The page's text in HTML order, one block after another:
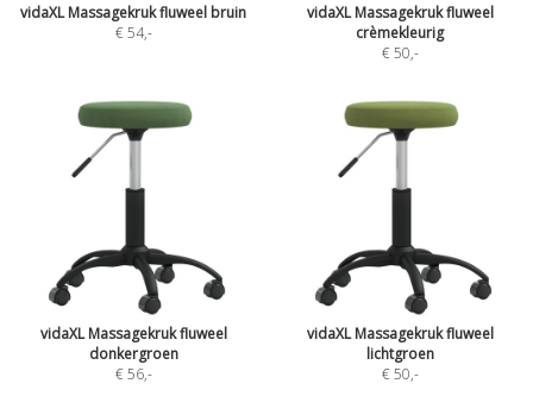
vidaXL Massagekruk fluweel bruin
€ 54,-
vidaXL Massagekruk fluweel
crèmekleurig
€ 50,-
vidaXL Massagekruk fluweel
donkergroen
€ 56,-
vidaXL Massagekruk fluweel
lichtgroen
€ 50,-